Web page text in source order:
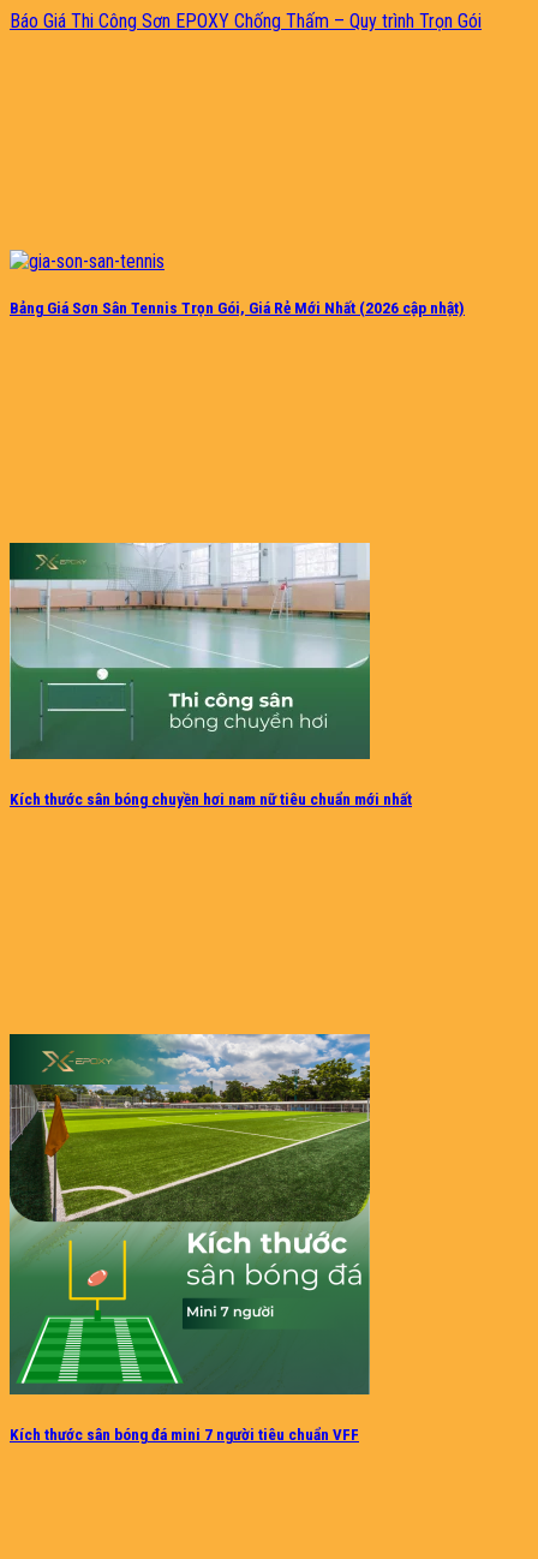
Báo Giá Thi Công Sơn EPOXY Chống Thấm – Quy trình Trọn Gói
Bảng Giá Sơn Sân Tennis Trọn Gói, Giá Rẻ Mới Nhất (2026 cập nhật)
Kích thước sân bóng chuyền hơi nam nữ tiêu chuẩn mới nhất
Kích thước sân bóng đá mini 7 người tiêu chuẩn VFF